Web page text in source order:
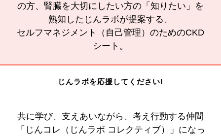
の方、腎臓を大切にしたい方の「知りたい」を
熟知したじんラボが提案する、
セルフマネジメント（自己管理）のためのCKD
シート。
じんラボを応援してください!
共に学び、支えあいながら、考え行動する仲間
「じんコレ（じんラボ コレクティブ）」になっ